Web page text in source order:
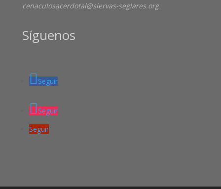
cenaculosacerdotal@siervas-seglares.org
Síguenos
Seguir
Seguir
Seguir